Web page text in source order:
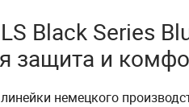
Black Series
защита и
немецкого